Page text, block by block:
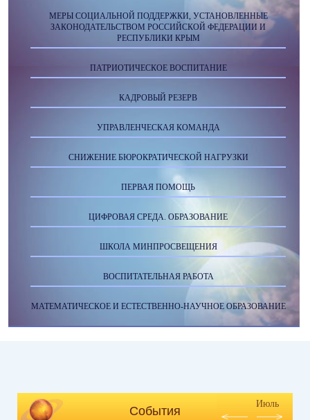
МЕРЫ СОЦИАЛЬНОЙ ПОДДЕРЖКИ, УСТАНОВЛЕННЫЕ
ЗАКОНОДАТЕЛЬСТВОМ РОССИЙСКОЙ ФЕДЕРАЦИИ И
РЕСПУБЛИКИ КРЫМ
ПАТРИОТИЧЕСКОЕ ВОСПИТАНИЕ
КАДРОВЫЙ РЕЗЕРВ
УПРАВЛЕНЧЕСКАЯ КОМАНДА
СНИЖЕНИЕ БЮРОКРАТИЧЕСКОЙ НАГРУЗКИ
ПЕРВАЯ ПОМОЩЬ
ЦИФРОВАЯ СРЕДА. ОБРАЗОВАНИЕ
ШКОЛА МИНПРОСВЕЩЕНИЯ
ВОСПИТАТЕЛЬНАЯ РАБОТА
МАТЕМАТИЧЕСКОЕ И ЕСТЕСТВЕННО-НАУЧНОЕ ОБРАЗОВАНИЕ
События
Июль